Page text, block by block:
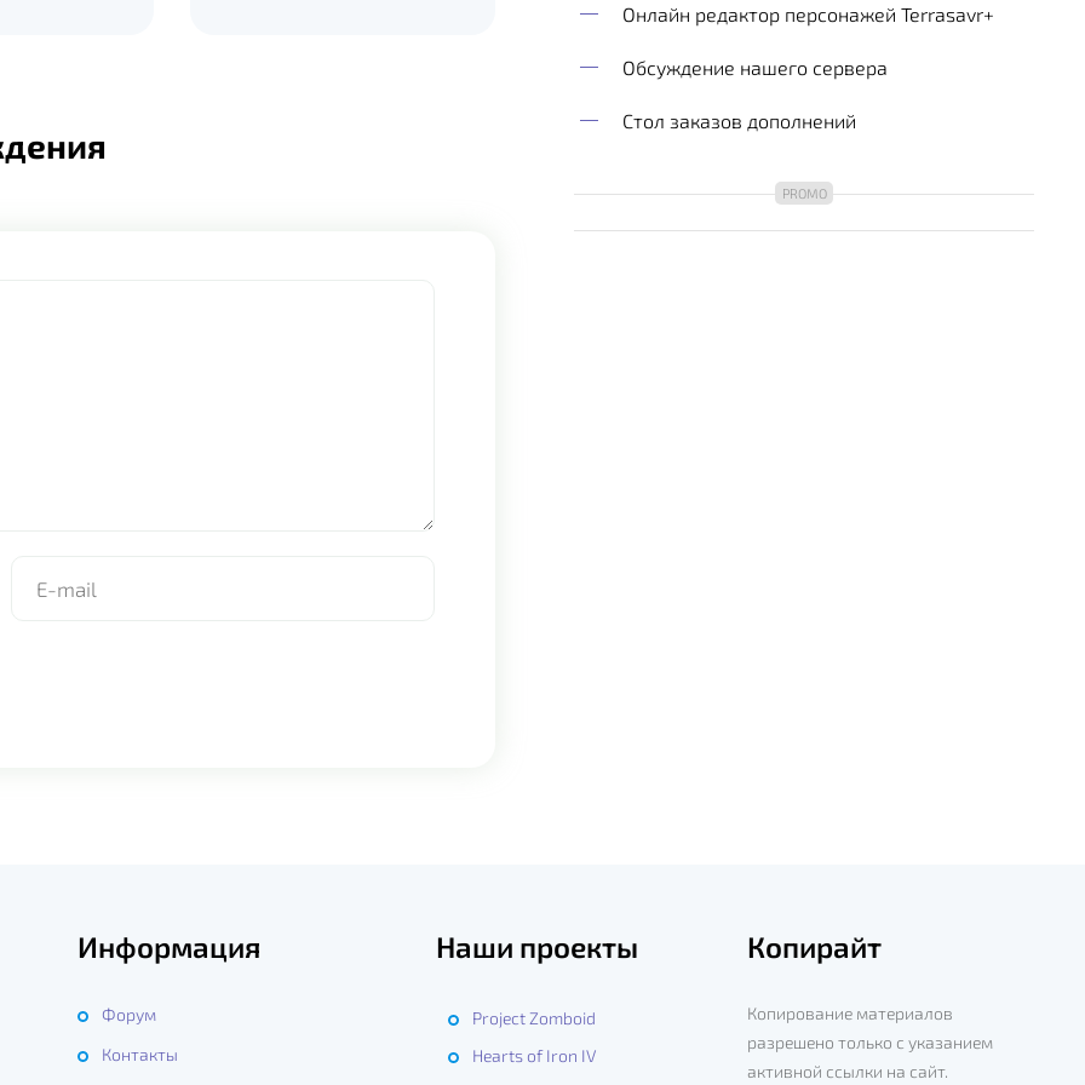
Онлайн редактор персонажей Terrasavr+
Обсуждение нашего сервера
Стол заказов дополнений
Информация
Форум
Контакты
Наши проекты
Project Zomboid
Hearts of Iron IV
Копирайт
Копирование материалов
разрешено только с указанием
активной ссылки на сайт.